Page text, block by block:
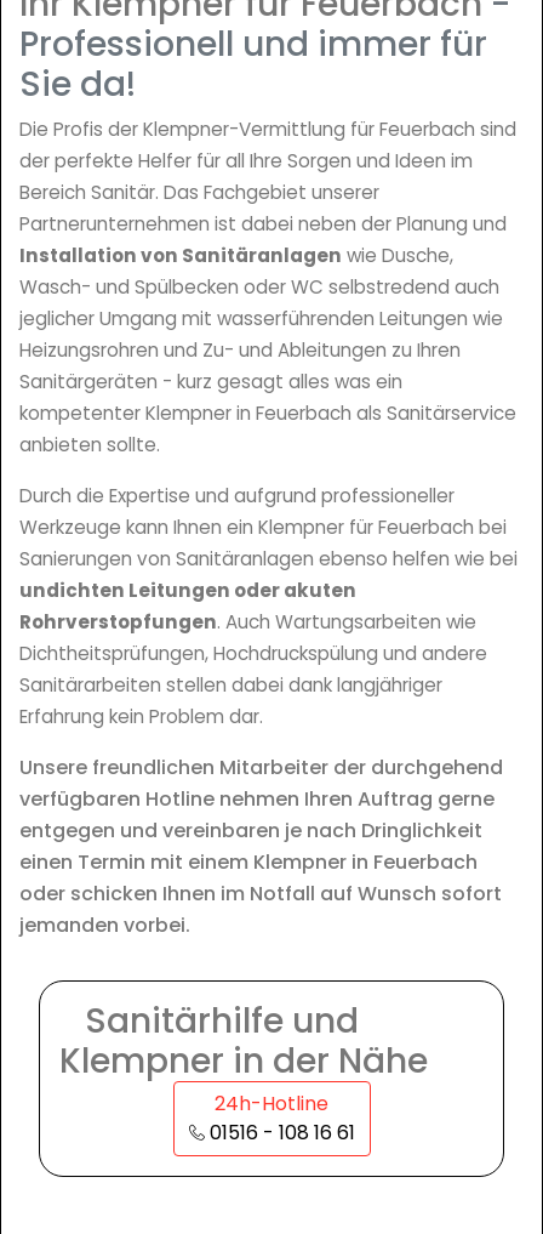
Professionell und immer für
Sie da!
Die Profis der Klempner-Vermittlung für Feuerbach sind
der perfekte Helfer für all Ihre Sorgen und Ideen im
Bereich Sanitär. Das Fachgebiet unserer
Partnerunternehmen ist dabei neben der Planung und
Installation von Sanitäranlagen wie Dusche,
Wasch- und Spülbecken oder WC selbstredend auch
jeglicher Umgang mit wasserführenden Leitungen wie
Heizungsrohren und Zu- und Ableitungen zu Ihren
Sanitärgeräten - kurz gesagt alles was ein
kompetenter Klempner in Feuerbach als Sanitärservice
anbieten sollte.
Durch die Expertise und aufgrund professioneller
Werkzeuge kann Ihnen ein Klempner für Feuerbach bei
Sanierungen von Sanitäranlagen ebenso helfen wie bei
undichten Leitungen oder akuten
Rohrverstopfungen. Auch Wartungsarbeiten wie
Dichtheitsprüfungen, Hochdruckspülung und andere
Sanitärarbeiten stellen dabei dank langjähriger
Erfahrung kein Problem dar.
Unsere freundlichen Mitarbeiter der durchgehend
verfügbaren Hotline nehmen Ihren Auftrag gerne
entgegen und vereinbaren je nach Dringlichkeit
einen Termin mit einem Klempner in Feuerbach
oder schicken Ihnen im Notfall auf Wunsch sofort
jemanden vorbei.
Sanitärhilfe und
Klempner in der Nähe
24h-Hotline
01516 - 108 16 61